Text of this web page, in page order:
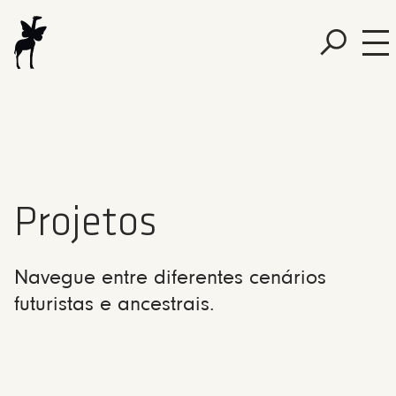
Projetos
Navegue entre diferentes cenários
futuristas e ancestrais.